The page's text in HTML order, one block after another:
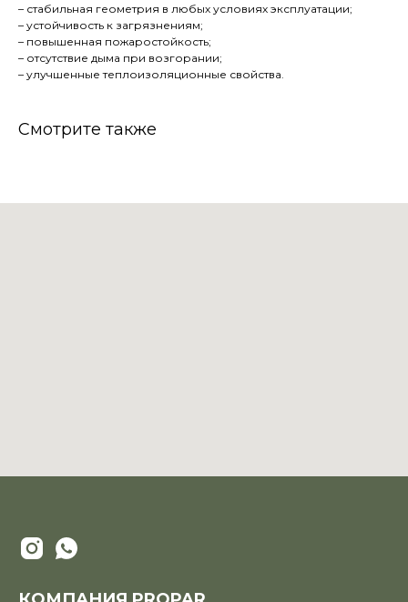
– стабильная геометрия в любых условиях эксплуатации;
– устойчивость к загрязнениям;
– повышенная пожаростойкость;
– отсутствие дыма при возгорании;
– улучшенные теплоизоляционные свойства.
Смотрите также